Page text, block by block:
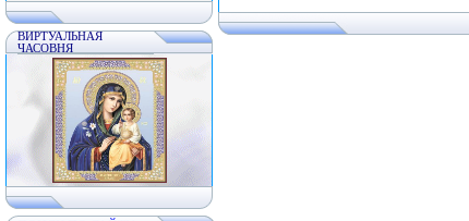
ВИРТУАЛЬНАЯ
ЧАСОВНЯ